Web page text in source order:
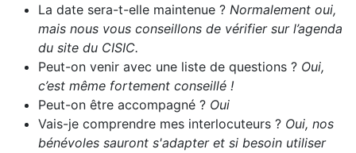
La date sera-t-elle maintenue ? Normalement oui,
mais nous vous conseillons de vérifier sur l’agenda
du site du CISIC.
Peut-on venir avec une liste de questions ? Oui,
c’est même fortement conseillé !
Peut-on être accompagné ? Oui
Vais-je comprendre mes interlocuteurs ? Oui, nos
bénévoles sauront s'adapter et si besoin utiliser